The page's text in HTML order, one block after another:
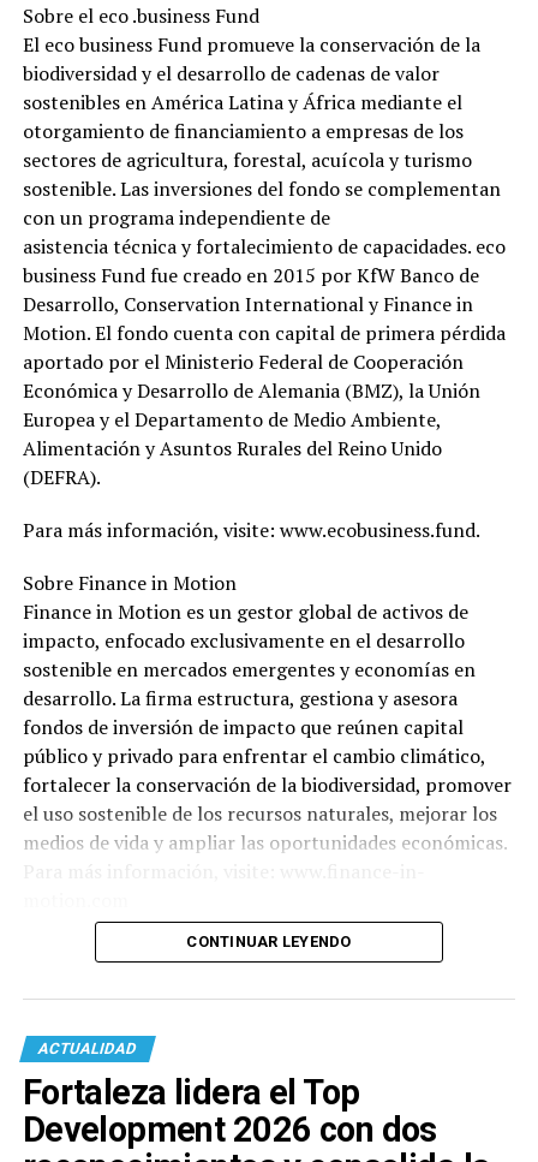
Sobre el eco .business Fund
El eco business Fund promueve la conservación de la
biodiversidad y el desarrollo de cadenas de valor
sostenibles en América Latina y África mediante el
otorgamiento de financiamiento a empresas de los
sectores de agricultura, forestal, acuícola y turismo
sostenible. Las inversiones del fondo se complementan
con un programa independiente de
asistencia técnica y fortalecimiento de capacidades. eco
business Fund fue creado en 2015 por KfW Banco de
Desarrollo, Conservation International y Finance in
Motion. El fondo cuenta con capital de primera pérdida
aportado por el Ministerio Federal de Cooperación
Económica y Desarrollo de Alemania (BMZ), la Unión
Europea y el Departamento de Medio Ambiente,
Alimentación y Asuntos Rurales del Reino Unido
(DEFRA).
Para más información, visite: www.ecobusiness.fund.
Sobre Finance in Motion
Finance in Motion es un gestor global de activos de
impacto, enfocado exclusivamente en el desarrollo
sostenible en mercados emergentes y economías en
desarrollo. La firma estructura, gestiona y asesora
fondos de inversión de impacto que reúnen capital
público y privado para enfrentar el cambio climático,
fortalecer la conservación de la biodiversidad, promover
el uso sostenible de los recursos naturales, mejorar los
medios de vida y ampliar las oportunidades económicas.
CONTINUAR LEYENDO
ACTUALIDAD
Fortaleza lidera el Top
Development 2026 con dos